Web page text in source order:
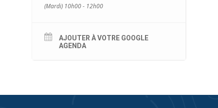
(Mardi) 10h00 - 12h00
AJOUTER À VOTRE GOOGLE
AGENDA